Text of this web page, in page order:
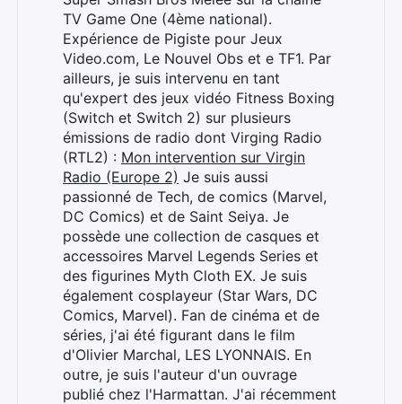
TV Game One (4ème national).
Expérience de Pigiste pour Jeux
Video.com, Le Nouvel Obs et e TF1. Par
ailleurs, je suis intervenu en tant
qu'expert des jeux vidéo Fitness Boxing
(Switch et Switch 2) sur plusieurs
émissions de radio dont Virging Radio
(RTL2) : Mon intervention sur Virgin
Radio (Europe 2) Je suis aussi
passionné de Tech, de comics (Marvel,
DC Comics) et de Saint Seiya. Je
possède une collection de casques et
accessoires Marvel Legends Series et
des figurines Myth Cloth EX. Je suis
également cosplayeur (Star Wars, DC
Comics, Marvel). Fan de cinéma et de
séries, j'ai été figurant dans le film
d'Olivier Marchal, LES LYONNAIS. En
outre, je suis l'auteur d'un ouvrage
publié chez l'Harmattan. J'ai récemment
Rechercher
: